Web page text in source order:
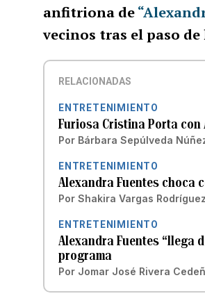
anfitriona de
vecinos tras el paso de
RELACIONADAS
ENTRETENIMIENTO
Furiosa Cristina Porta con
Por Bárbara Sepúlveda
ENTRETENIMIENTO
Alexandra Fuentes choca
Por Shakira Vargas Rodríguez
ENTRETENIMIENTO
Alexandra Fuentes “llega
programa
Por Jomar José Rivera